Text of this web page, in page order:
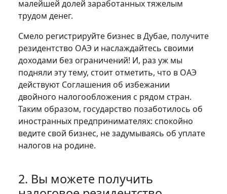
малейшей долей заработанных тяжелым
трудом денег.
Смело регистрируйте бизнес в Дубае, получите
резидентство ОАЭ и наслаждайтесь своими
доходами без ограничений! И, раз уж мы
подняли эту тему, стоит отметить, что в ОАЭ
действуют Соглашения об избежании
двойного налогообложения с рядом стран.
Таким образом, государство позаботилось об
иностранных предпринимателях: спокойно
ведите свой бизнес, не задумываясь об уплате
налогов на родине.
2. Вы можете получить